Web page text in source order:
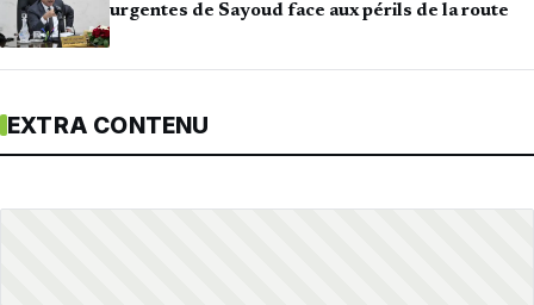
urgentes de Sayoud face aux périls de la route
EXTRA CONTENU